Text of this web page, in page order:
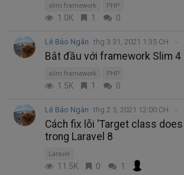
slim framework PHP
1.0K 1 0
Lê Bảo Ngân thg 3 31, 2021 1:35 CH
Bắt đầu với framework Slim 4
slim framework PHP
1.5K 1 0
Lê Bảo Ngân thg 2 5, 2021 12:00 CH
Cách fix lỗi 'Target class
trong Laravel 8
Laravel
11.5K 0 1